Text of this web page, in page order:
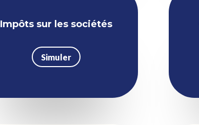
Impôts sur les sociétés
Simuler